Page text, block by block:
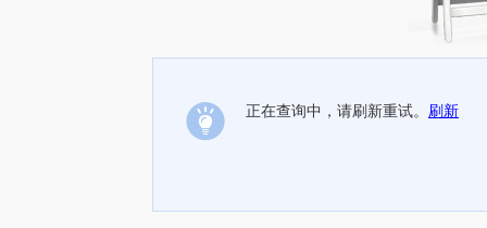
正在查询中，请刷新重试。 刷新